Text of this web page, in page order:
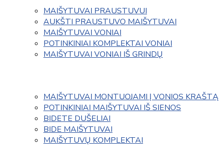
MAIŠYTUVAI PRAUSTUVUI
AUKŠTI PRAUSTUVO MAIŠYTUVAI
MAIŠYTUVAI VONIAI
POTINKINIAI KOMPLEKTAI VONIAI
MAIŠYTUVAI VONIAI IŠ GRINDŲ
MAIŠYTUVAI MONTUOJAMI Į VONIOS KRAŠTĄ
POTINKINIAI MAIŠYTUVAI IŠ SIENOS
BIDETE DUŠELIAI
BIDE MAIŠYTUVAI
MAIŠYTUVŲ KOMPLEKTAI